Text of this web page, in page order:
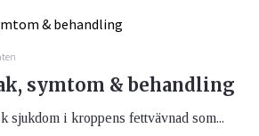
symtom & behandling
sjukdom i kroppens fettvävnad som...